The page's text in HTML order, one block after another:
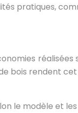
pratiques,
bois rendent
le modèle et